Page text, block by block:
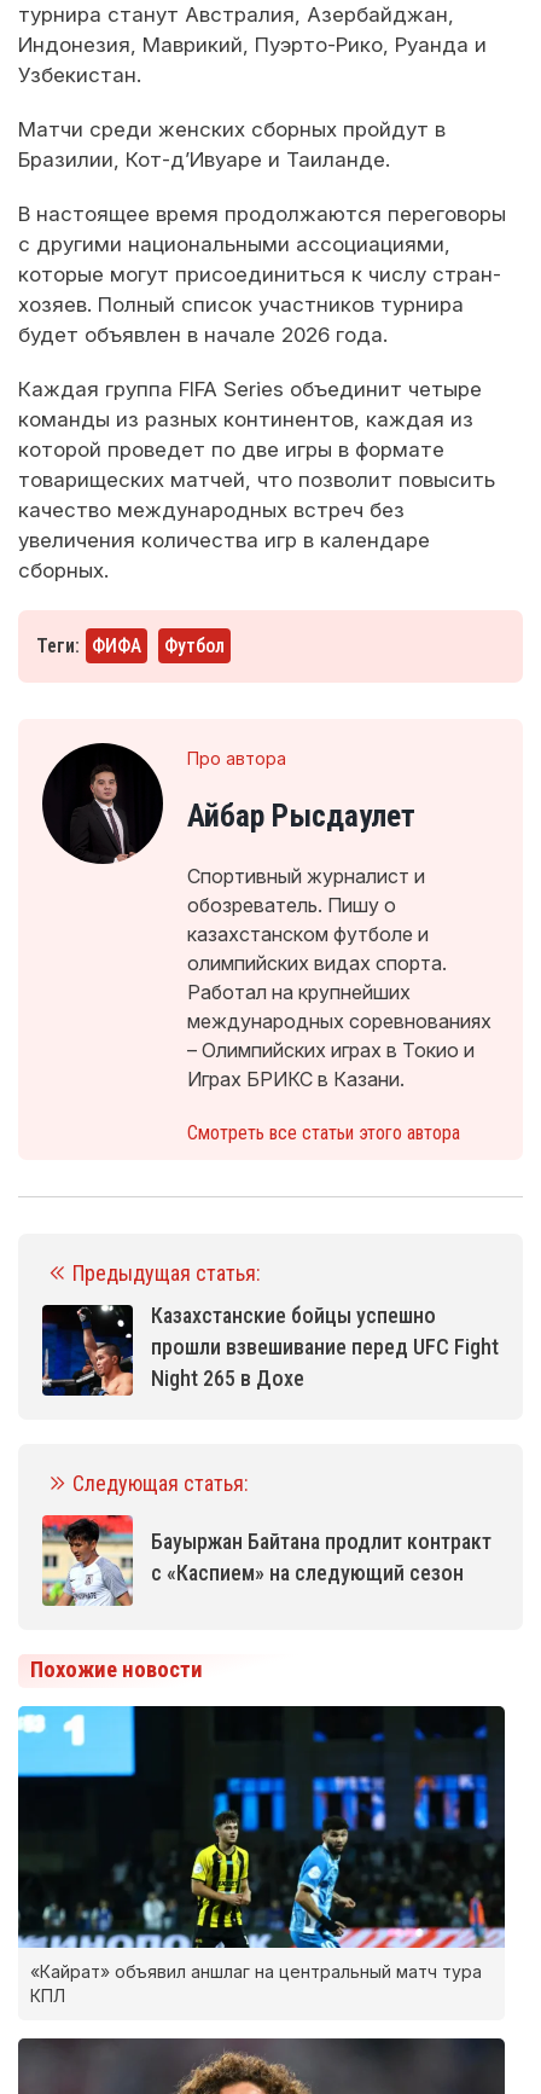
турнира станут Австралия, Азербайджан,
Индонезия, Маврикий, Пуэрто-Рико, Руанда и
Узбекистан.
Матчи среди женских сборных пройдут в
Бразилии, Кот-д’Ивуаре и Таиланде.
В настоящее время продолжаются переговоры
с другими национальными ассоциациями,
которые могут присоединиться к числу стран-
хозяев. Полный список участников турнира
будет объявлен в начале 2026 года.
Каждая группа FIFA Series объединит четыре
команды из разных континентов, каждая из
которой проведет по две игры в формате
товарищеских матчей, что позволит повысить
качество международных встреч без
увеличения количества игр в календаре
сборных.
Теги: ФИФА Футбол
Про автора
Айбар Рысдаулет
Спортивный журналист и
обозреватель. Пишу о
казахстанском футболе и
олимпийских видах спорта.
Работал на крупнейших
международных соревнованиях
– Олимпийских играх в Токио и
Играх БРИКС в Казани.
Смотреть все статьи этого автора
Предыдущая статья:
Казахстанские бойцы успешно
прошли взвешивание перед UFC Fight
Night 265 в Дохе
Следующая статья:
Бауыржан Байтана продлит контракт
с «Каспием» на следующий сезон
Похожие новости
«Кайрат» объявил аншлаг на центральный матч тура
КПЛ